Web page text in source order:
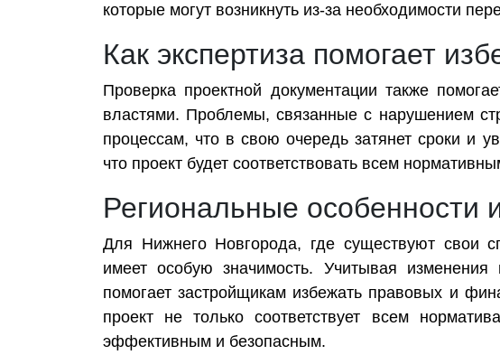
которые могут возникнуть из-за необходимости
Как экспертиза помогает
Проверка проектной документации также
властями. Проблемы, связанные с нарушением
процессам, что в свою очередь затянет сроки и
что проект будет соответствовать всем
Региональные особенности
Для Нижнего Новгорода, где существуют свои
имеет особую значимость. Учитывая изменения
помогает застройщикам избежать правовых и
проект не только соответствует всем
эффективным и безопасным.